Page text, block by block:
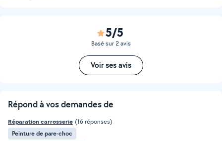
5/5
Basé sur 2 avis
Voir ses avis
Répond à vos demandes de
Réparation carrosserie (16 réponses)
Peinture de pare-choc